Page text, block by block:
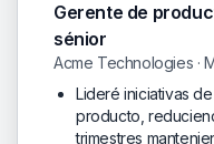
Gerente de
sénior
Acme Technologies ·
Lideré iniciativas
producto,
trimestres